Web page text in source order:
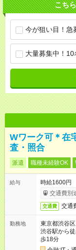
こち
今が狙い目！急
大量募集中！
Wワーク可＊在
査・照合
派遣 職種未経験OK
給与
時給1600円
交通費別
交通費 交通
勤務地
東京都渋谷区
渋谷駅から
歩18分